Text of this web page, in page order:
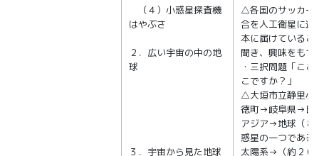
（４）小惑星探査機
はやぶさ
２．広い宇宙の中の地
球
３．宇宙から見た地球
△各国のサッカー
合を人工衛星に送
本に届けているこ
聞き、興味をもつ
・三択問題「ここ
こですか？」
△大垣市立静里
徳町→岐阜県→日
アジア→地球（８
惑星の一つであ
太陽系→（約２０